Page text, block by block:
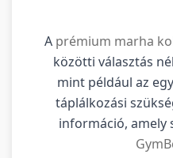
A prémium marha
közötti választás
mint például az
táplálkozási
információ, amely